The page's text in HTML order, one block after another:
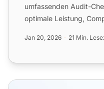
umfassenden Audit-
optimale Leistung,
Jan 20, 2026 21 Min.
Zeitverfolgungsfunktionen